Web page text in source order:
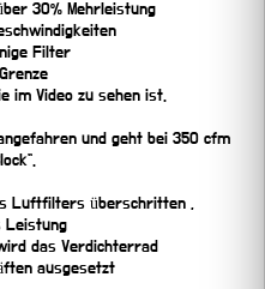
30% Mehrleistung
Filter
im Video zu sehen ist.
und geht bei 350 cfm
Luftfilters überschritten ,
Leistung
das Verdichterrad
ausgesetzt